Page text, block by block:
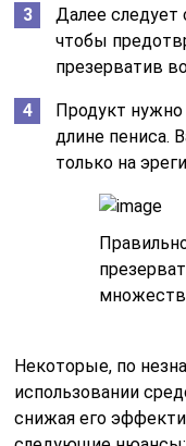
Далее следует
чтобы
презерватив
Продукт
длине пениса.
только на
Некоторые, по
использовании
снижая его